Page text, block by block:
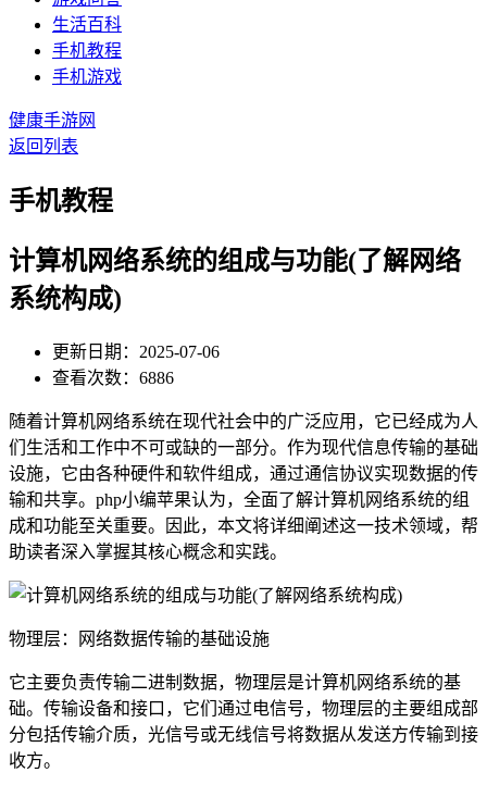
生活百科
手机教程
手机游戏
健康手游网
返回列表
手机教程
计算机网络系统的组成与功能(了解网络
系统构成)
更新日期：2025-07-06
查看次数：6886
随着计算机网络系统在现代社会中的广泛应用，它已经成为人
们生活和工作中不可或缺的一部分。作为现代信息传输的基础
设施，它由各种硬件和软件组成，通过通信协议实现数据的传
输和共享。php小编苹果认为，全面了解计算机网络系统的组
成和功能至关重要。因此，本文将详细阐述这一技术领域，帮
助读者深入掌握其核心概念和实践。
物理层：网络数据传输的基础设施
它主要负责传输二进制数据，物理层是计算机网络系统的基
础。传输设备和接口，它们通过电信号，物理层的主要组成部
分包括传输介质，光信号或无线信号将数据从发送方传输到接
收方。